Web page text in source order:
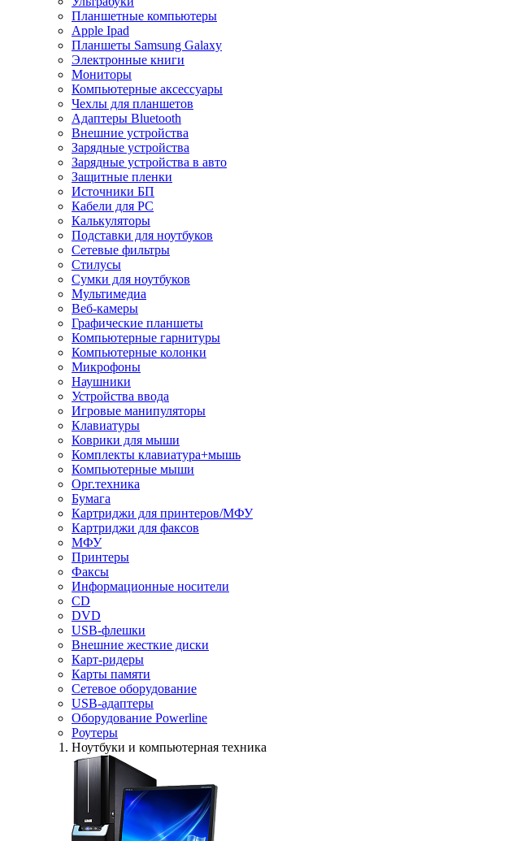
Планшетные компьютеры
Apple Ipad
Планшеты Samsung Galaxy
Электронные книги
Мониторы
Компьютерные аксессуары
Чехлы для планшетов
Адаптеры Bluetooth
Внешние устройства
Зарядные устройства
Зарядные устройства в авто
Защитные пленки
Источники БП
Кабели для PC
Калькуляторы
Подставки для ноутбуков
Сетевые фильтры
Стилусы
Сумки для ноутбуков
Мультимедиа
Веб-камеры
Графические планшеты
Компьютерные гарнитуры
Компьютерные колонки
Микрофоны
Наушники
Устройства ввода
Игровые манипуляторы
Клавиатуры
Коврики для мыши
Комплекты клавиатура+мышь
Компьютерные мыши
Орг.техника
Бумага
Картриджи для принтеров/МФУ
Картриджи для факсов
МФУ
Принтеры
Факсы
Информационные носители
CD
DVD
USB-флешки
Внешние жесткие диски
Карт-ридеры
Карты памяти
Сетевое оборудование
USB-адаптеры
Оборудование Powerline
Роутеры
Ноутбуки и компьютерная техника